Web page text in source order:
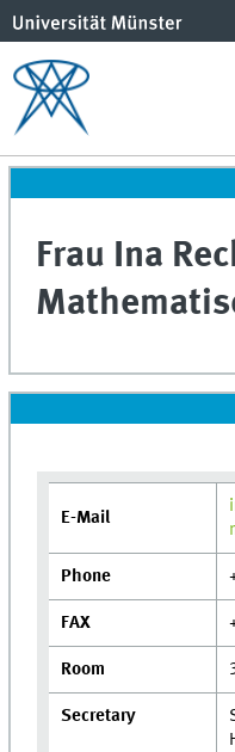
Frau Ina
E-Mail
Phone
FAX
Room
Secretary